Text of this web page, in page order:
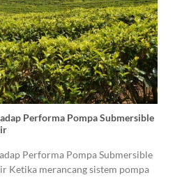
Performa Pompa Submersible
Performa Pompa Submersible
Ketika merancang sistem pompa